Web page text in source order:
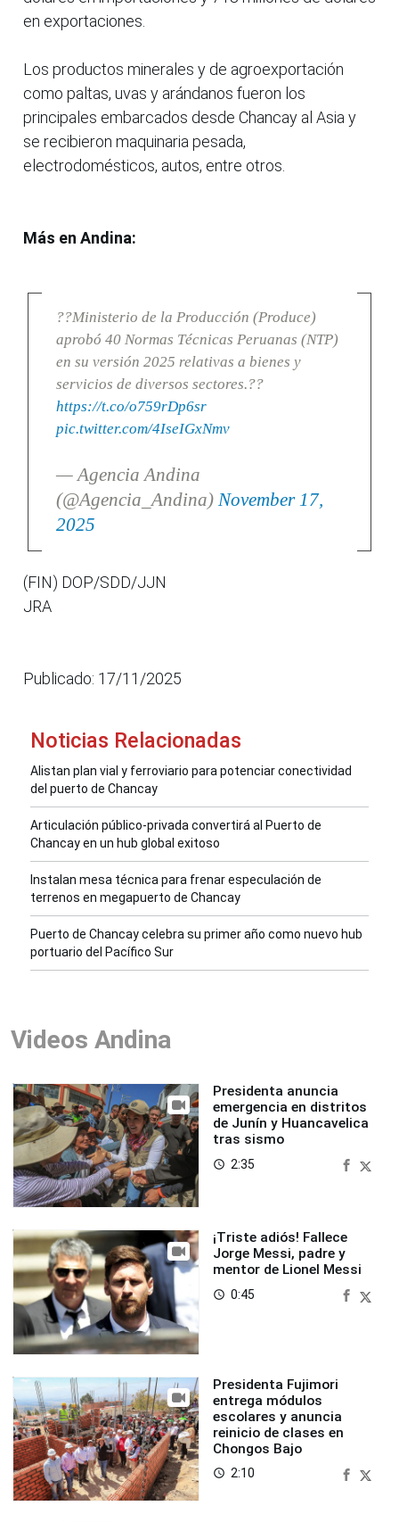
en exportaciones.
Los productos minerales y de agroexportación
como paltas, uvas y arándanos fueron los
principales embarcados desde Chancay al Asia y
se recibieron maquinaria pesada,
electrodomésticos, autos, entre otros.
Más en Andina:
??Ministerio de la Producción (Produce)
aprobó 40 Normas Técnicas Peruanas (NTP)
en su versión 2025 relativas a bienes y
servicios de diversos sectores.??
https://t.co/o759rDp6sr
pic.twitter.com/4IseIGxNmv
— Agencia Andina
(@Agencia_Andina) November 17,
2025
(FIN) DOP/SDD/JJN
JRA
Publicado: 17/11/2025
Noticias Relacionadas
Alistan plan vial y ferroviario para potenciar conectividad
del puerto de Chancay
Articulación público-privada convertirá al Puerto de
Chancay en un hub global exitoso
Instalan mesa técnica para frenar especulación de
terrenos en megapuerto de Chancay
Puerto de Chancay celebra su primer año como nuevo hub
portuario del Pacífico Sur
Videos Andina
Presidenta anuncia
emergencia en distritos
de Junín y Huancavelica
tras sismo
access_time 2:35
¡Triste adiós! Fallece
Jorge Messi, padre y
mentor de Lionel Messi
access_time 0:45
Presidenta Fujimori
entrega módulos
escolares y anuncia
reinicio de clases en
Chongos Bajo
access_time 2:10